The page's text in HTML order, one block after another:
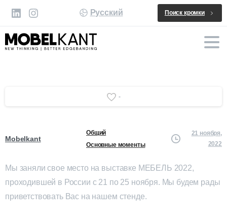
Русский Поиск кромки
-
Mobelkant
Общий
Основные моменты
21 ноября,
2022
Мы заняли свое место на выставке МЕБЕЛЬ 2022,
проходившей в России с 21 по 25 ноября. Мы будем рады
приветствовать Вас на нашем стенде.